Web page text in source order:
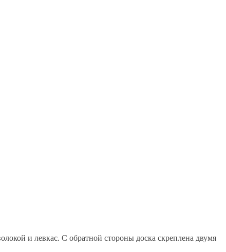
и левкас. С обратной стороны доска скреплена двумя